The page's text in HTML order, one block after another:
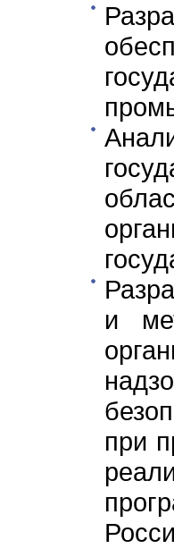
и
при